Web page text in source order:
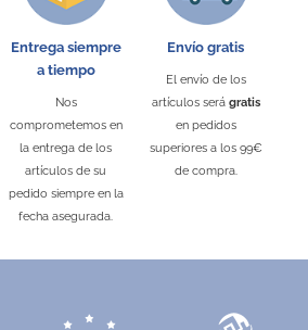
Entrega siempre
a tiempo
Nos
comprometemos en
la entrega de los
artículos de su
pedido siempre en la
fecha asegurada.
Envío gratis
El envío de los
artículos será gratis
en pedidos
superiores a los 99€
de compra.